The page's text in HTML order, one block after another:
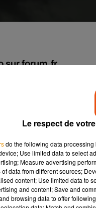
sur forum.fr
pays, a traversé
accompagnés de
la foudre a pris feu.
cookies que vous avez
en cliquant sur le
Le respect de
do the following data
Use limited data to select
Measure advertising
data from different sources;
content; Use limited data to
and content; Save and
browsing data to offer